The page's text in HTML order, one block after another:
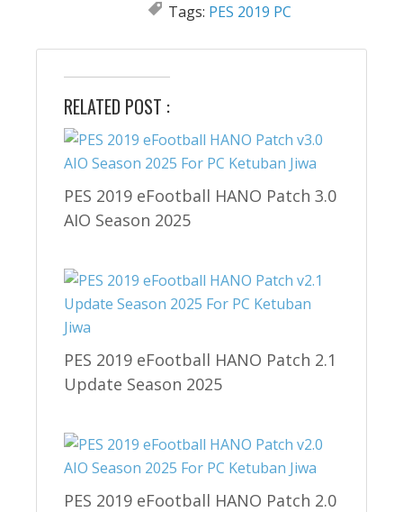
Tags: PES 2019 PC
RELATED POST :
PES 2019 eFootball HANO Patch 3.0
AIO Season 2025
PES 2019 eFootball HANO Patch 2.1
Update Season 2025
PES 2019 eFootball HANO Patch 2.0